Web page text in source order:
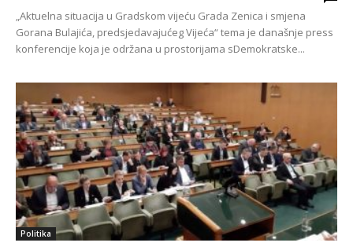
„Aktuelna situacija u Gradskom vijeću Grada Zenica i smjena
Gorana Bulajića, predsjedavajućeg Vijeća“ tema je današnje press
konferencije koja je održana u prostorijama sDemokratske...
Politika